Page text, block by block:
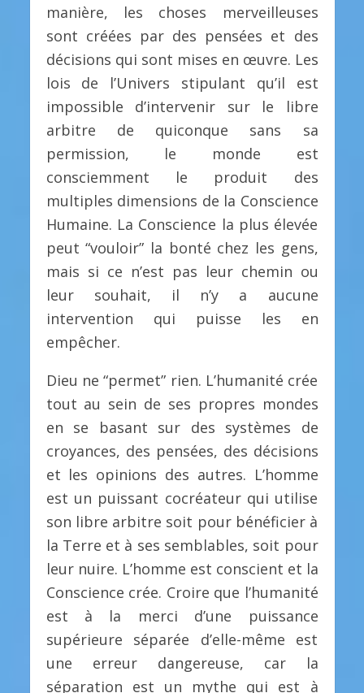
manière, les choses merveilleuses
sont créées par des pensées et des
décisions qui sont mises en œuvre. Les
lois de l’Univers stipulant qu’il est
impossible d’intervenir sur le libre
arbitre de quiconque sans sa
permission, le monde est
consciemment le produit des
multiples dimensions de la Conscience
Humaine. La Conscience la plus élevée
peut “vouloir” la bonté chez les gens,
mais si ce n’est pas leur chemin ou
leur souhait, il n’y a aucune
intervention qui puisse les en
empêcher.
Dieu ne “permet” rien. L’humanité crée
tout au sein de ses propres mondes
en se basant sur des systèmes de
croyances, des pensées, des décisions
et les opinions des autres. L’homme
est un puissant cocréateur qui utilise
son libre arbitre soit pour bénéficier à
la Terre et à ses semblables, soit pour
leur nuire. L’homme est conscient et la
Conscience crée. Croire que l’humanité
est à la merci d’une puissance
supérieure séparée d’elle-même est
une erreur dangereuse, car la
séparation est un mythe qui est à